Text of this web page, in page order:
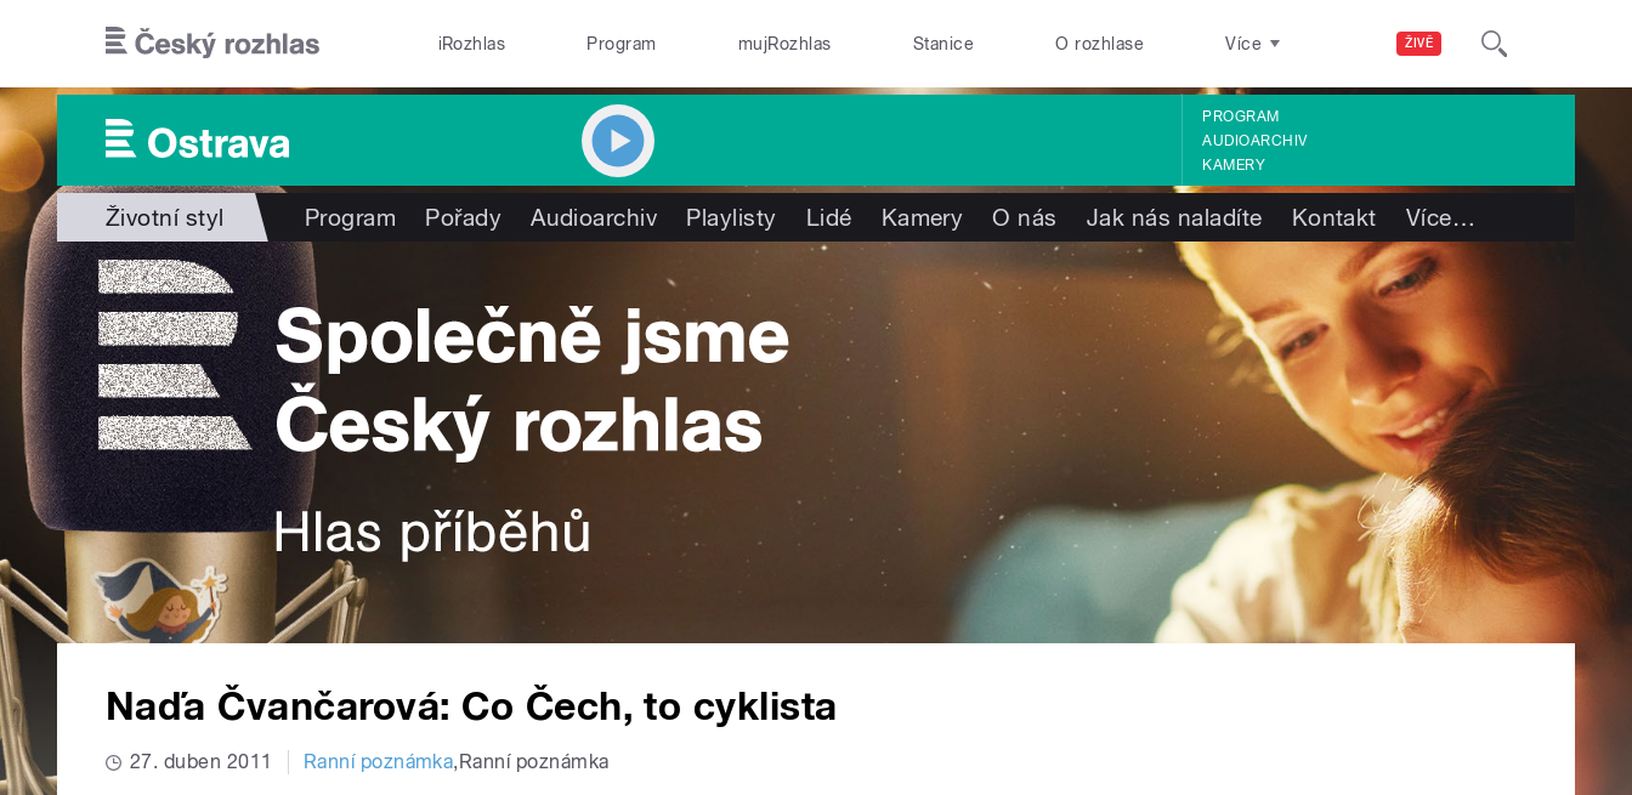
ŽIVĚ
iRozhlas Program mujRozhlas Stanice O rozhlase Více
PROGRAM
AUDIOARCHIV
KAMERY
Životní styl Program Pořady Audioarchiv Playlisty Lidé Kamery O nás Jak nás naladíte Kontakt Více…
Naďa Čvančarová: Co Čech, to cyklista
27. duben 2011 Ranní poznámka,Ranní poznámka